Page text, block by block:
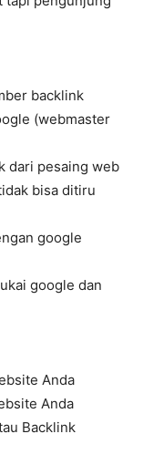
backlink
(webmaster
dari pesaing web
bisa ditiru
google
google dan
Anda
Anda
Backlink